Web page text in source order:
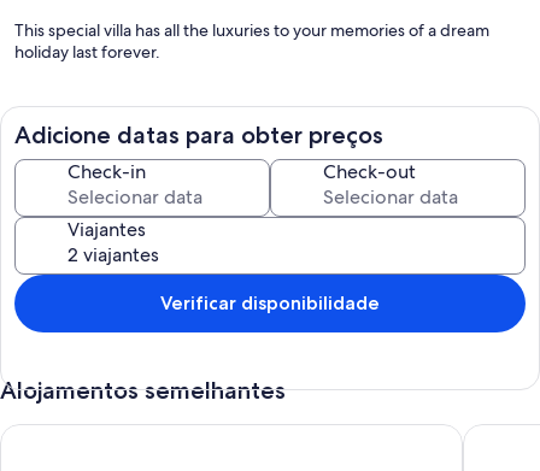
This special villa has all the luxuries to your memories of a dream
holiday last forever.
Adicione datas para obter preços
Check-in Check-out
Viajantes
Verificar disponibilidade
Alojamentos semelhantes
Luxury, Modern Villa with private pool & garden in Coral Bay
Refúgio